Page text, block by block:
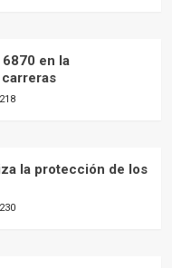
en la
218
la protección de los
230